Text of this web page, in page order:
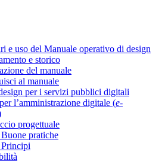
e uso del Manuale operativo di design
e storico
del manuale
al manuale
per i servizi pubblici digitali
l’amministrazione digitale (e-
progettuale
pratiche